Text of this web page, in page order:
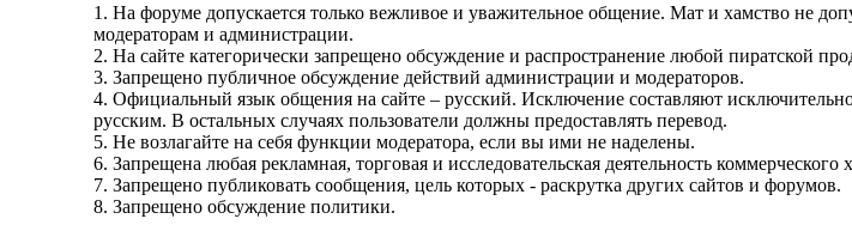
1. На форуме допускается только вежливое и уважительное общение. Мат и хамство не
модераторам и администрации.
2. На сайте категорически запрещено обсуждение и распространение любой пиратской
3. Запрещено публичное обсуждение действий администрации и модераторов.
4. Официальный язык общения на сайте – русский. Исключение составляют
русским. В остальных случаях пользователи должны предоставлять перевод.
5. Не возлагайте на себя функции модератора, если вы ими не наделены.
6. Запрещена любая рекламная, торговая и исследовательская деятельность
7. Запрещено публиковать сообщения, цель которых - раскрутка других сайтов и форумов.
8. Запрещено обсуждение политики.